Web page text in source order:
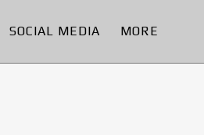
SOCIAL MEDIA MORE